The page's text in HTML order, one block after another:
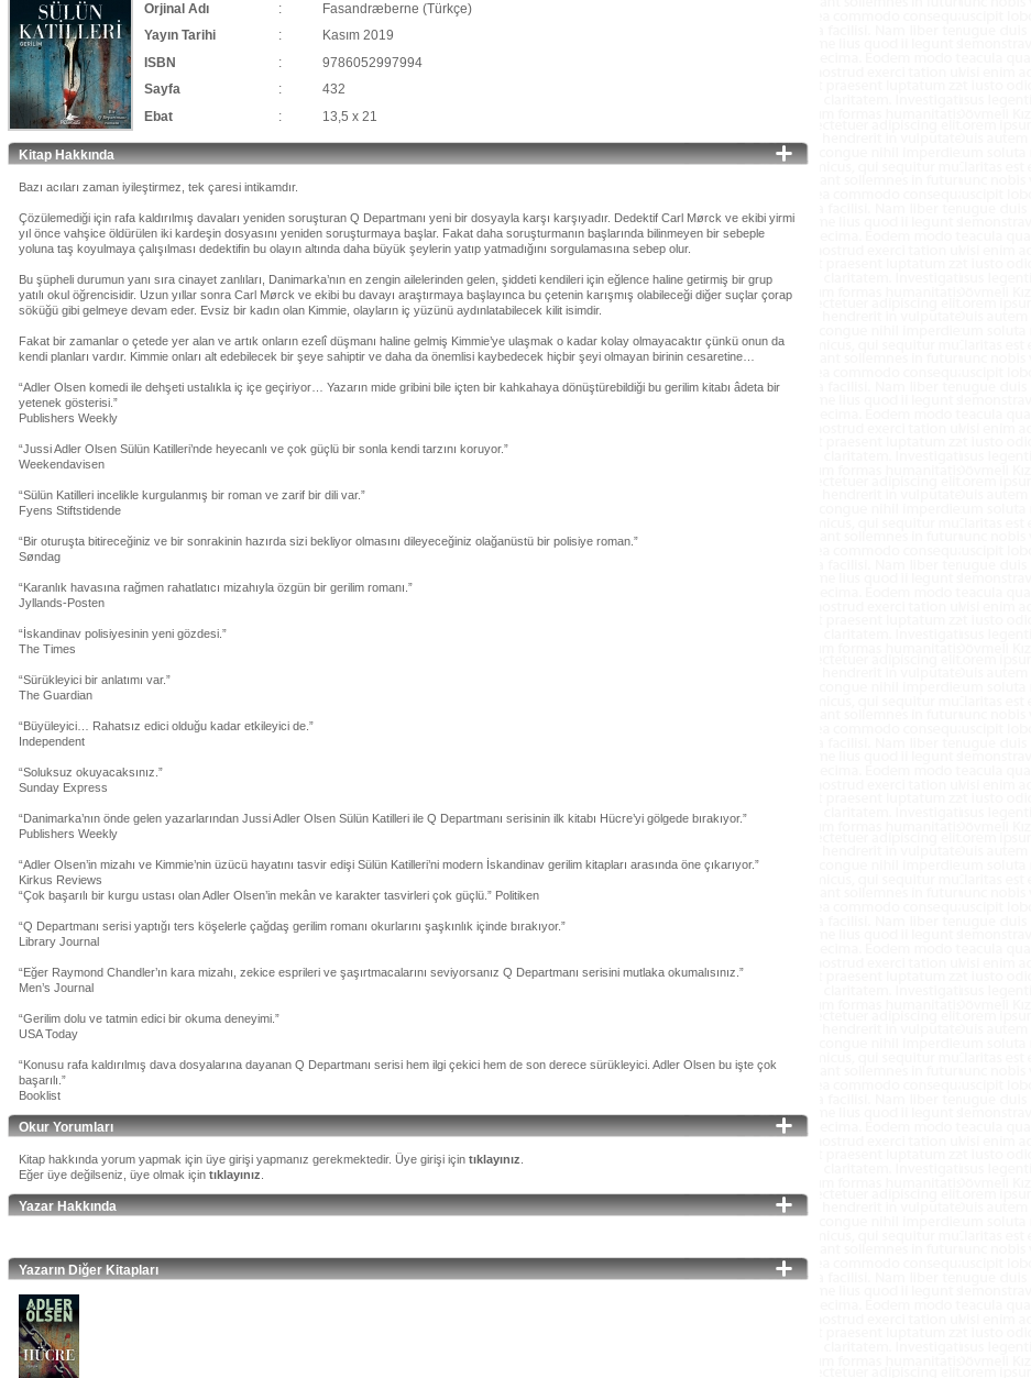
Orjinal Adı
:
Fasandræberne (Türkçe)
Yayın Tarihi
:
Kasım 2019
ISBN
:
9786052997994
Sayfa
:
432
Ebat
: 13,5 x 21
Kitap Hakkında
Bazı acıları zaman iyileştirmez, tek çaresi intikamdır.
Çözülemediği için rafa kaldırılmış davaları yeniden soruşturan Q Departmanı yeni bir dosyayla karşı karşıyadır. Dedektif Carl Mørck ve ekibi yirmi
yıl önce vahşice öldürülen iki kardeşin dosyasını yeniden soruşturmaya başlar. Fakat daha soruşturmanın başlarında bilinmeyen bir sebeple
yoluna taş koyulmaya çalışılması dedektifin bu olayın altında daha büyük şeylerin yatıp yatmadığını sorgulamasına sebep olur.
Bu şüpheli durumun yanı sıra cinayet zanlıları, Danimarka’nın en zengin ailelerinden gelen, şiddeti kendileri için eğlence haline getirmiş bir grup
yatılı okul öğrencisidir. Uzun yıllar sonra Carl Mørck ve ekibi bu davayı araştırmaya başlayınca bu çetenin karışmış olabileceği diğer suçlar çorap
söküğü gibi gelmeye devam eder. Evsiz bir kadın olan Kimmie, olayların iç yüzünü aydınlatabilecek kilit isimdir.
Fakat bir zamanlar o çetede yer alan ve artık onların ezelî düşmanı haline gelmiş Kimmie’ye ulaşmak o kadar kolay olmayacaktır çünkü onun da
kendi planları vardır. Kimmie onları alt edebilecek bir şeye sahiptir ve daha da önemlisi kaybedecek hiçbir şeyi olmayan birinin cesaretine…
“Adler Olsen komedi ile dehşeti ustalıkla iç içe geçiriyor… Yazarın mide gribini bile içten bir kahkahaya dönüştürebildiği bu gerilim kitabı âdeta bir
yetenek gösterisi.”
Publishers Weekly
“Jussi Adler Olsen Sülün Katilleri’nde heyecanlı ve çok güçlü bir sonla kendi tarzını koruyor.”
Weekendavisen
“Sülün Katilleri incelikle kurgulanmış bir roman ve zarif bir dili var.”
Fyens Stiftstidende
“Bir oturuşta bitireceğiniz ve bir sonrakinin hazırda sizi bekliyor olmasını dileyeceğiniz olağanüstü bir polisiye roman.”
Søndag
“Karanlık havasına rağmen rahatlatıcı mizahıyla özgün bir gerilim romanı.”
Jyllands-Posten
“İskandinav polisiyesinin yeni gözdesi.”
The Times
“Sürükleyici bir anlatımı var.”
The Guardian
“Büyüleyici… Rahatsız edici olduğu kadar etkileyici de.”
Independent
“Soluksuz okuyacaksınız.”
Sunday Express
“Danimarka’nın önde gelen yazarlarından Jussi Adler Olsen Sülün Katilleri ile Q Departmanı serisinin ilk kitabı Hücre’yi gölgede bırakıyor.”
Publishers Weekly
“Adler Olsen’in mizahı ve Kimmie’nin üzücü hayatını tasvir edişi Sülün Katilleri’ni modern İskandinav gerilim kitapları arasında öne çıkarıyor.”
Kirkus Reviews
“Çok başarılı bir kurgu ustası olan Adler Olsen’in mekân ve karakter tasvirleri çok güçlü.” Politiken
“Q Departmanı serisi yaptığı ters köşelerle çağdaş gerilim romanı okurlarını şaşkınlık içinde bırakıyor.”
Library Journal
“Eğer Raymond Chandler’ın kara mizahı, zekice esprileri ve şaşırtmacalarını seviyorsanız Q Departmanı serisini mutlaka okumalısınız.”
Men’s Journal
“Gerilim dolu ve tatmin edici bir okuma deneyimi.”
USA Today
“Konusu rafa kaldırılmış dava dosyalarına dayanan Q Departmanı serisi hem ilgi çekici hem de son derece sürükleyici. Adler Olsen bu işte çok
başarılı.”
Booklist
Okur Yorumları
Kitap hakkında yorum yapmak için üye girişi yapmanız gerekmektedir. Üye girişi için tıklayınız
Eğer üye değilseniz, üye olmak için tıklayınız
Yazar Hakkında
Yazarın Diğer Kitapları